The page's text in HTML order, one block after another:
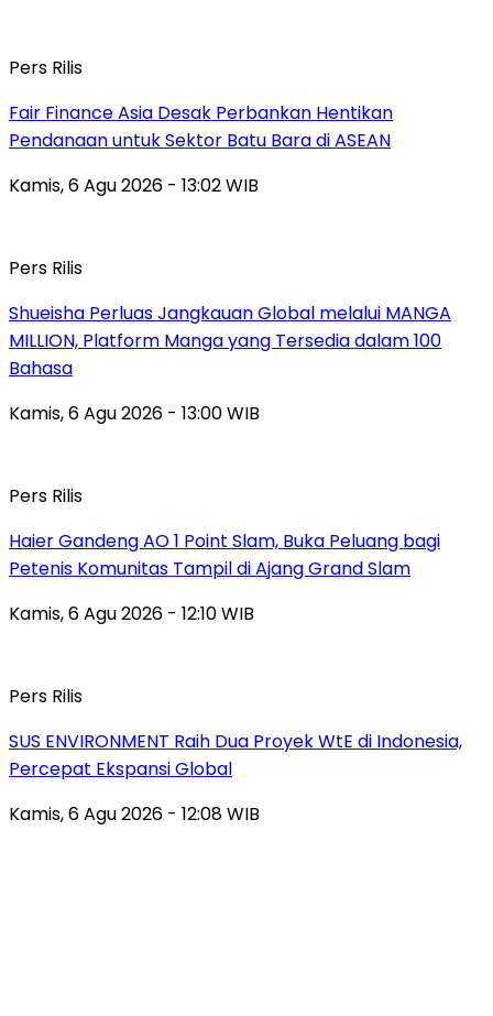
Pers Rilis
Fair Finance Asia Desak Perbankan Hentikan
Pendanaan untuk Sektor Batu Bara di ASEAN
Kamis, 6 Agu 2026 - 13:02 WIB
Pers Rilis
Shueisha Perluas Jangkauan Global melalui MANGA
MILLION, Platform Manga yang Tersedia dalam 100
Bahasa
Kamis, 6 Agu 2026 - 13:00 WIB
Pers Rilis
Haier Gandeng AO 1 Point Slam, Buka Peluang bagi
Petenis Komunitas Tampil di Ajang Grand Slam
Kamis, 6 Agu 2026 - 12:10 WIB
Pers Rilis
SUS ENVIRONMENT Raih Dua Proyek WtE di Indonesia,
Percepat Ekspansi Global
Kamis, 6 Agu 2026 - 12:08 WIB